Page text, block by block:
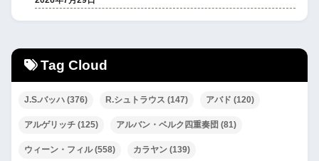
Tag Cloud
J.S.バッハ (376) R.シュトラウス (147) アバド (120)
アルゲリッチ (125) アルバン・ベルク四重奏団 (81)
ウィーン・フィル(558) カラヤン (139)